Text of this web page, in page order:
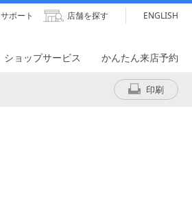
サポート 店舗を探す ENGLISH
ショップサービス かんたん来店予約
印刷